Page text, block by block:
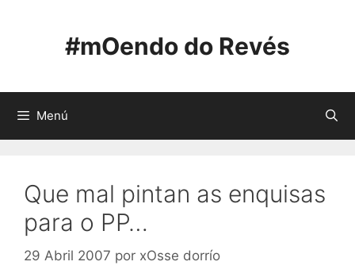
#mOendo do Revés
Menú
Que mal pintan as enquisas
para o PP…
29 Abril 2007 por xOsse dorrío